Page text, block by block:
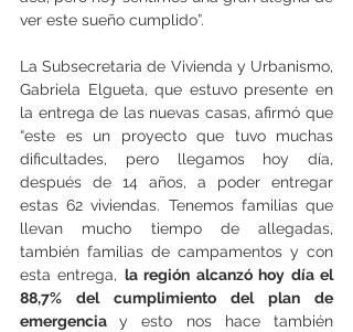
ver este sueño cumplido”.
La Subsecretaria de Vivienda y Urbanismo,
Gabriela Elgueta, que estuvo presente en
la entrega de las nuevas casas, afirmó que
“este es un proyecto que tuvo muchas
dificultades, pero llegamos hoy día,
después de 14 años, a poder entregar
estas 62 viviendas. Tenemos familias que
llevan mucho tiempo de allegadas,
también familias de campamentos y con
esta entrega, la región alcanzó hoy día el
88,7% del cumplimiento del plan de
emergencia y esto nos hace también